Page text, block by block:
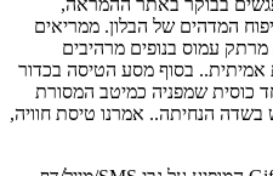
המדהים של הבלון. ממריאים
עמוס בנופים מרהיבים
אמיתית.. בסוף מסע הטיסה בכדור
כוסית שמפניה כמיטב המסורת
בשדה הנחיתה.. אמרנו טיסת חוויה,